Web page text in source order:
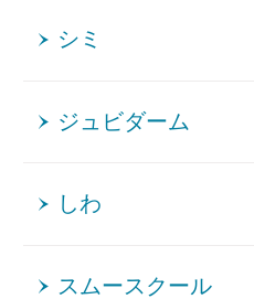
シミ
ジュビダーム
しわ
スムースクール